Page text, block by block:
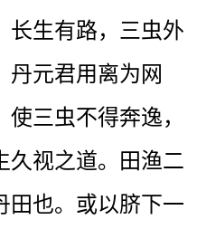
长生有路，三虫外
丹元君用离为网
三虫不得奔逸，
久视之道。田渔二
田也。或以脐下一